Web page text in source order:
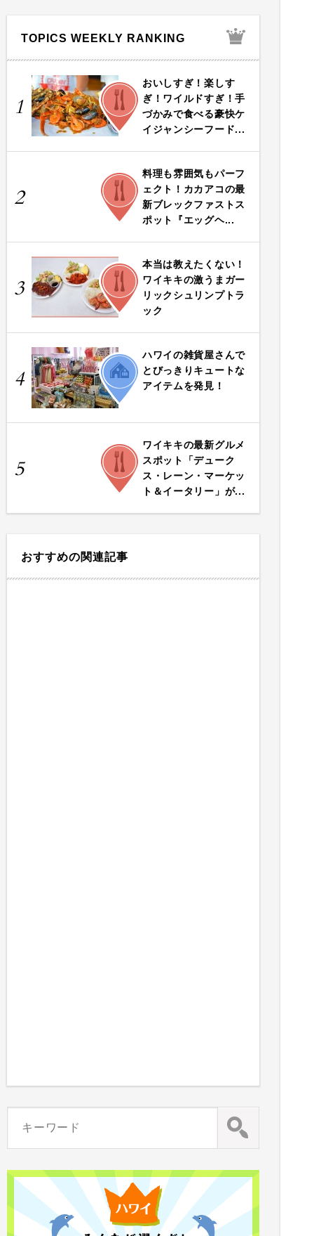
TOPICS WEEKLY RANKING
1
FOOD
おいしすぎ！楽しす
ぎ！ワイルドすぎ！手
づかみで食べる豪快ケ
イジャンシーフード...
2
FOOD
料理も雰囲気もパーフ
ェクト！カカアコの最
新ブレックファストス
ポット『エッグヘ...
3
FOOD
本当は教えたくない！
ワイキキの激うまガー
リックシュリンプトラ
ック
4
LIFE
ハワイの雑貨屋さんで
とびっきりキュートな
アイテムを発見！
5
FOOD
ワイキキの最新グルメ
スポット「デューク
ス・レーン・マーケッ
ト＆イータリー」が...
おすすめの関連記事